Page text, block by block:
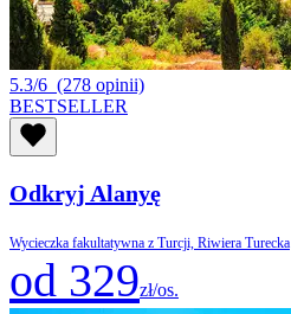
5.3/6 (278 opinii)
BESTSELLER
Odkryj Alanyę
Wycieczka fakultatywna z Turcji, Riwiera Turecka
od 329zł/os.